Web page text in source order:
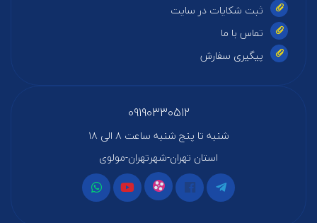
ثبت شکایات در سایت
تماس با ما
پیگیری سفارش
09190330512
شنبه تا پنج شنبه ساعت ۸ الی ۱۸
استان تهران-شهرتهران-مولوی